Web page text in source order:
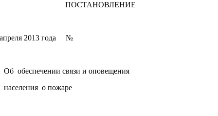
ПОСТАНОВЛЕНИЕ
2013 года №
Об обеспечении связи и оповещения
населения о пожаре